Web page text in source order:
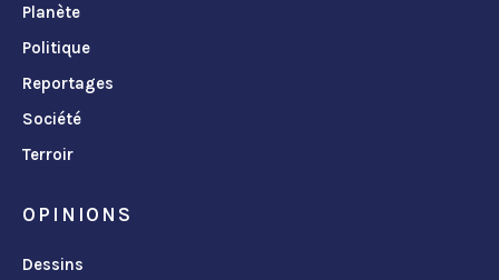
Planète
Politique
Reportages
Société
Terroir
OPINIONS
Dessins